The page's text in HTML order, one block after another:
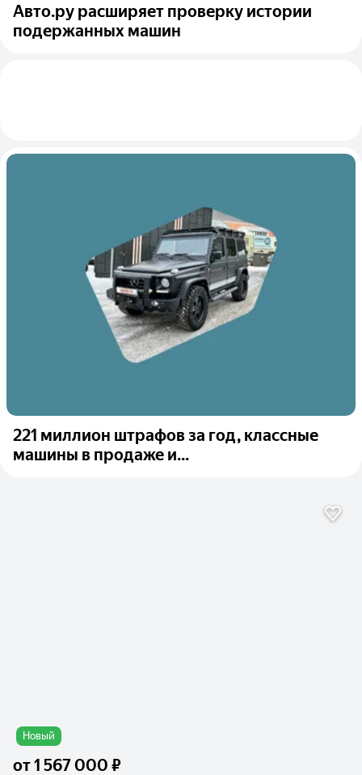
Авто.ру расширяет проверку истории
подержанных машин
221 миллион штрафов за год, классные
машины в продаже и...
Новый
от1 567 000 ₽